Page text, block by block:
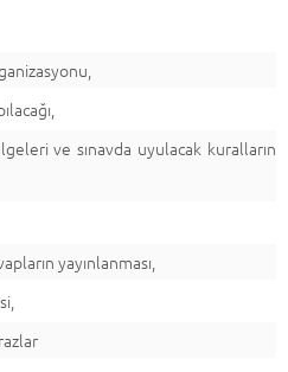
ve sınavda uyulacak kuralların
yayınlanması,